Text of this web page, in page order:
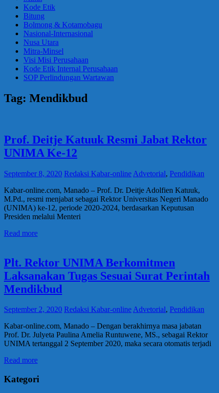
Kode Etik
Bitung
Bolmong & Kotamobagu
Nasional-Internasional
Nusa Utara
Mitra-Minsel
Visi Misi Perusahaan
Kode Etik Internal Perusahaan
SOP Perlindungan Wartawan
Tag: Mendikbud
Prof. Deitje Katuuk Resmi Jabat Rektor
UNIMA Ke-12
September 8, 2020 Redaksi Kabar-online Advetorial, Pendidikan
Kabar-online.com, Manado – Prof. Dr. Deitje Adolfien Katuuk,
M.Pd., resmi menjabat sebagai Rektor Universitas Negeri Manado
(UNIMA) ke-12, periode 2020-2024, berdasarkan Keputusan
Presiden melalui Menteri
Read more
Plt. Rektor UNIMA Berkomitmen
Laksanakan Tugas Sesuai Surat Perintah
Mendikbud
September 2, 2020 Redaksi Kabar-onlineAdvetorial, Pendidikan
Kabar-online.com, Manado – Dengan berakhirnya masa jabatan
Prof. Dr. Julyeta Paulina Amelia Runtuwene, MS., sebagai Rektor
UNIMA tertanggal 2 September 2020, maka secara otomatis terjadi
Read more
Kategori